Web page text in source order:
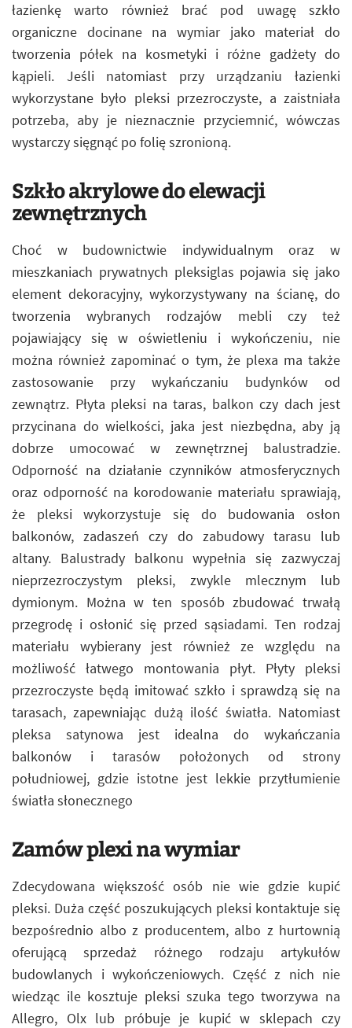
łazienkę warto również brać pod uwagę szkło
organiczne docinane na wymiar jako materiał do
tworzenia półek na kosmetyki i różne gadżety do
kąpieli. Jeśli natomiast przy urządzaniu łazienki
wykorzystane było pleksi przezroczyste, a zaistniała
potrzeba, aby je nieznacznie przyciemnić, wówczas
wystarczy sięgnąć po folię szronioną.
Szkło akrylowe do elewacji
zewnętrznych
Choć w budownictwie indywidualnym oraz w
mieszkaniach prywatnych pleksiglas pojawia się jako
element dekoracyjny, wykorzystywany na ścianę, do
tworzenia wybranych rodzajów mebli czy też
pojawiający się w oświetleniu i wykończeniu, nie
można również zapominać o tym, że plexa ma także
zastosowanie przy wykańczaniu budynków od
zewnątrz. Płyta pleksi na taras, balkon czy dach jest
przycinana do wielkości, jaka jest niezbędna, aby ją
dobrze umocować w zewnętrznej balustradzie.
Odporność na działanie czynników atmosferycznych
oraz odporność na korodowanie materiału sprawiają,
że pleksi wykorzystuje się do budowania osłon
balkonów, zadaszeń czy do zabudowy tarasu lub
altany. Balustrady balkonu wypełnia się zazwyczaj
nieprzezroczystym pleksi, zwykle mlecznym lub
dymionym. Można w ten sposób zbudować trwałą
przegrodę i osłonić się przed sąsiadami. Ten rodzaj
materiału wybierany jest również ze względu na
możliwość łatwego montowania płyt. Płyty pleksi
przezroczyste będą imitować szkło i sprawdzą się na
tarasach, zapewniając dużą ilość światła. Natomiast
pleksa satynowa jest idealna do wykańczania
balkonów i tarasów położonych od strony
południowej, gdzie istotne jest lekkie przytłumienie
światła słonecznego
Zamów plexi na wymiar
Zdecydowana większość osób nie wie gdzie kupić
pleksi. Duża część poszukujących pleksi kontaktuje się
bezpośrednio albo z producentem, albo z hurtownią
oferującą sprzedaż różnego rodzaju artykułów
budowlanych i wykończeniowych. Część z nich nie
wiedząc ile kosztuje pleksi szuka tego tworzywa na
Allegro, Olx lub próbuje je kupić w sklepach czy